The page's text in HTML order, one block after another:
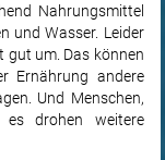
Nahrungsmittel
und Wasser. Leider
gut um. Das können
Ernährung andere
Und Menschen,
es drohen weitere